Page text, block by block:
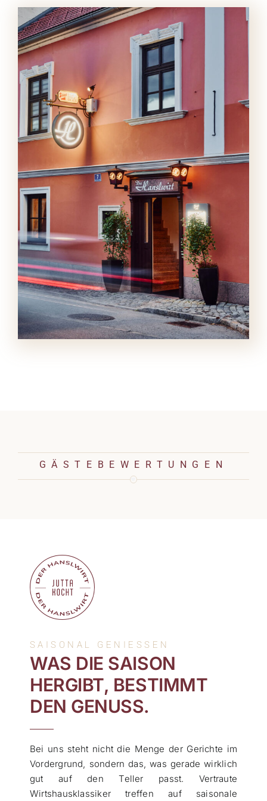
GÄSTEBEWERTUNGEN
SAISONAL GENIESSEN
WAS DIE SAISON
HERGIBT, BESTIMMT
DEN GENUSS.
Bei uns steht nicht die Menge der Gerichte im
Vordergrund, sondern das, was gerade wirklich
gut auf den Teller passt. Vertraute
Wirtshausklassiker treffen auf saisonale